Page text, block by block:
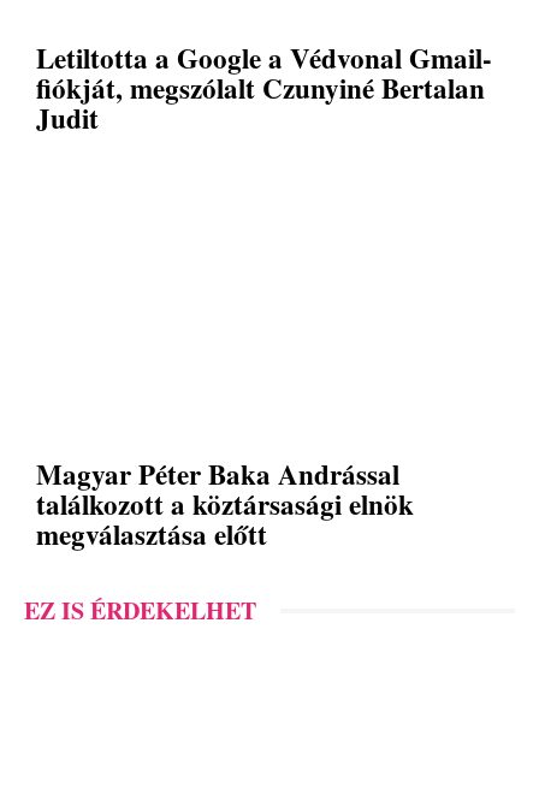
Letiltotta a Google a Védvonal Gmail-
fiókját, megszólalt Czunyiné Bertalan
Judit
Magyar Péter Baka Andrással
találkozott a köztársasági elnök
megválasztása előtt
EZ IS ÉRDEKELHET